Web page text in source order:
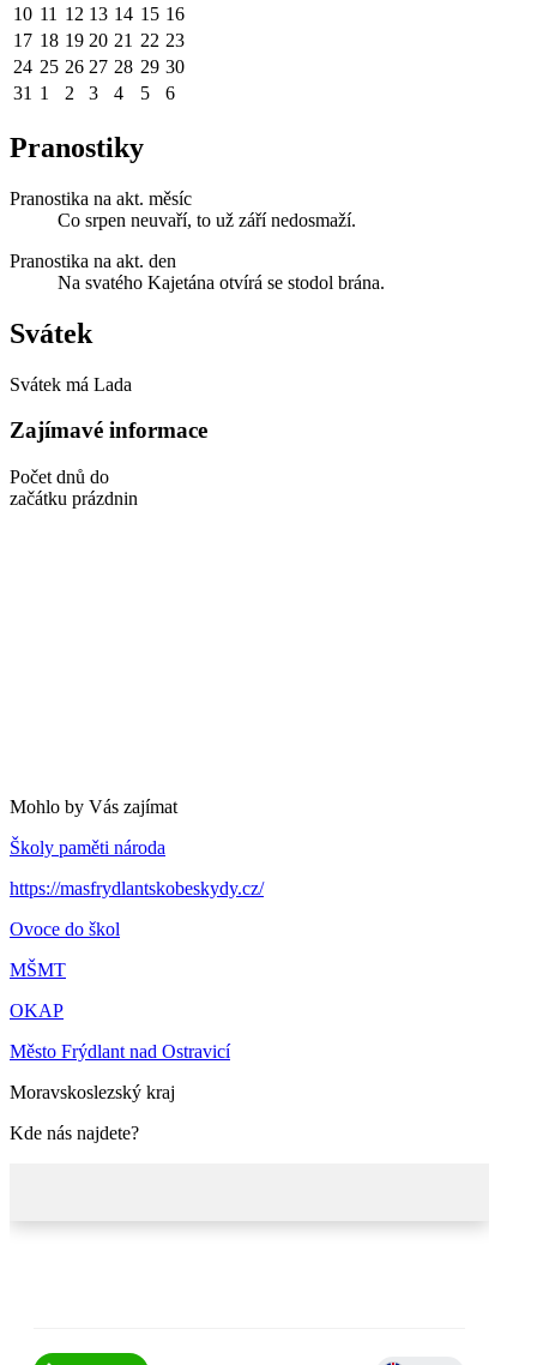
10 11 12 13 14 15 16
17 18 19 20 21 22 23
24 25 26 27 28 29 30
31 1 2 3 4 5 6
Pranostiky
Pranostika na akt. měsíc
Co srpen neuvaří, to už září nedosmaží.
Pranostika na akt. den
Na svatého Kajetána otvírá se stodol brána.
Svátek
Svátek má Lada
Zajímavé informace
Počet dnů do
začátku prázdnin
Mohlo by Vás zajímat
Školy paměti národa
https://masfrydlantskobeskydy.cz/
Ovoce do škol
MŠMT
OKAP
Město Frýdlant nad Ostravicí
Moravskoslezský kraj
Kde nás najdete?